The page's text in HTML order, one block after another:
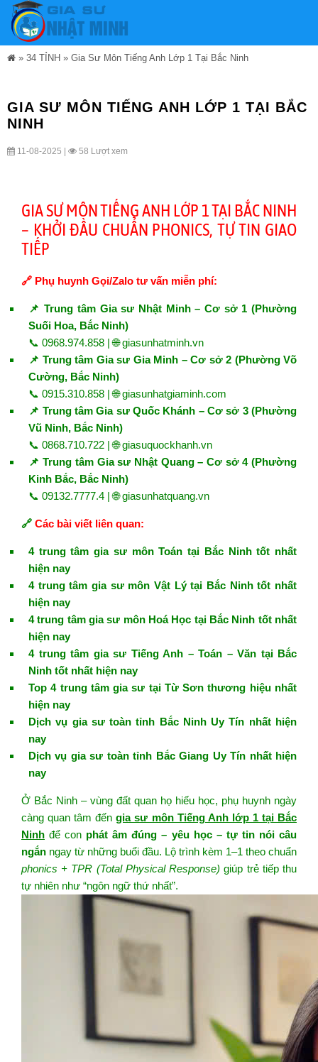
» 34 TỈNH » Gia Sư Môn Tiếng Anh Lớp 1 Tại Bắc Ninh
GIA SƯ MÔN TIẾNG ANH LỚP 1 TẠI BẮC
NINH
11-08-2025 | 58 Lượt xem
GIA SƯ MÔN TIẾNG ANH LỚP 1 TẠI BẮC NINH
– KHỞI ĐẦU CHUẨN PHONICS, TỰ TIN GIAO
TIẾP
🔗 Phụ huynh Gọi/Zalo tư vấn miễn phí:
📌 Trung tâm Gia sư Nhật Minh – Cơ sở 1 (Phường
Suối Hoa, Bắc Ninh)
📞 0968.974.858 | 🌐giasunhatminh.vn
📌 Trung tâm Gia sư Gia Minh – Cơ sở 2 (Phường Võ
Cường, Bắc Ninh)
📞 0915.310.858 | 🌐giasunhatgiaminh.com
📌 Trung tâm Gia sư Quốc Khánh – Cơ sở 3 (Phường
Vũ Ninh, Bắc Ninh)
📞 0868.710.722 | 🌐giasuquockhanh.vn
📌 Trung tâm Gia sư Nhật Quang – Cơ sở 4 (Phường
Kinh Bắc, Bắc Ninh)
📞 09132.7777.4 | 🌐giasunhatquang.vn
🔗 Các bài viết liên quan:
4 trung tâm gia sư môn Toán tại Bắc Ninh tốt nhất
hiện nay
4 trung tâm gia sư môn Vật Lý tại Bắc Ninh tốt nhất
hiện nay
4 trung tâm gia sư môn Hoá Học tại Bắc Ninh tốt nhất
hiện nay
4 trung tâm gia sư Tiếng Anh – Toán – Văn tại Bắc
Ninh tốt nhất hiện nay
Top 4 trung tâm gia sư tại Từ Sơn thương hiệu nhất
hiện nay
Dịch vụ gia sư toàn tỉnh Bắc Ninh Uy Tín nhất hiện
nay
Dịch vụ gia sư toàn tỉnh Bắc Giang Uy Tín nhất hiện
nay
Ở Bắc Ninh – vùng đất quan họ hiếu học, phụ huynh ngày
càng quan tâm đếngia sư môn Tiếng Anh lớp 1 tại Bắc
Ninh để con phát âm đúng – yêu học – tự tin nói câu
ngắn ngay từ những buổi đầu. Lộ trình kèm 1–1 theo chuẩn
phonics + TPR (Total Physical Response) giúp trẻ tiếp thu
tự nhiên như “ngôn ngữ thứ nhất”.